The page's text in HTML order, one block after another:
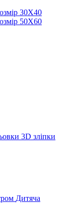
30Х40
50Х60
3D зліпки
Дитяча